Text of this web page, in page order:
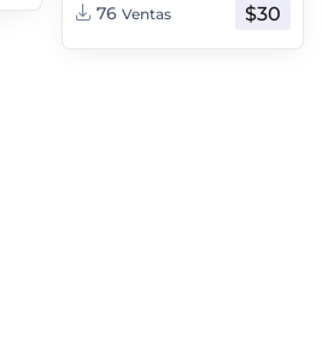
76 Ventas $30